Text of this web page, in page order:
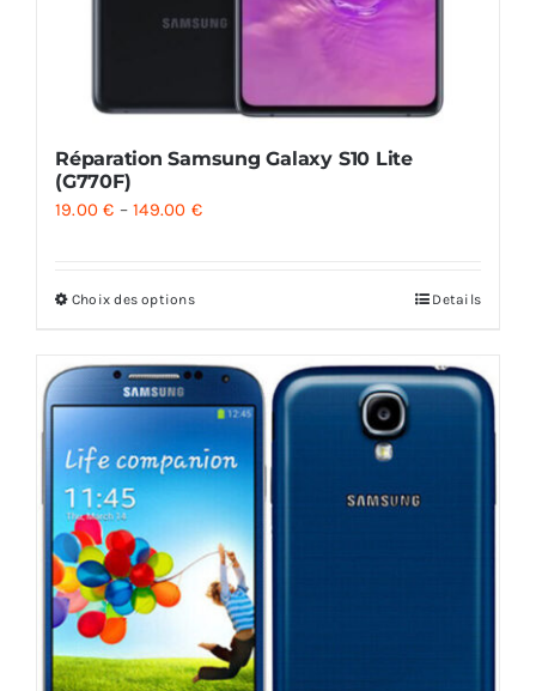
Réparation Samsung Galaxy S10 Lite
(G770F)
19.00€ –149.00 €
Choix des options Details